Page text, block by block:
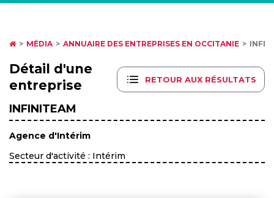
MÉDIA ANNUAIRE DES ENTREPRISES EN OCCITANIE
RETOUR AUX RÉSULTATS
Détail d'une
entreprise
INFINITEAM
Agence d'Intérim
Secteur d'activité : Intérim